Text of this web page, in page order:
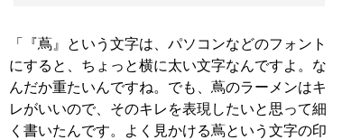
「『蔦』という文字は、パソコンなどのフォント
にすると、ちょっと横に太い文字なんですよ。な
んだか重たいんですね。でも、蔦のラーメンはキ
レがいいので、そのキレを表現したいと思って細
く書いたんです。よく見かける蔦という文字の印